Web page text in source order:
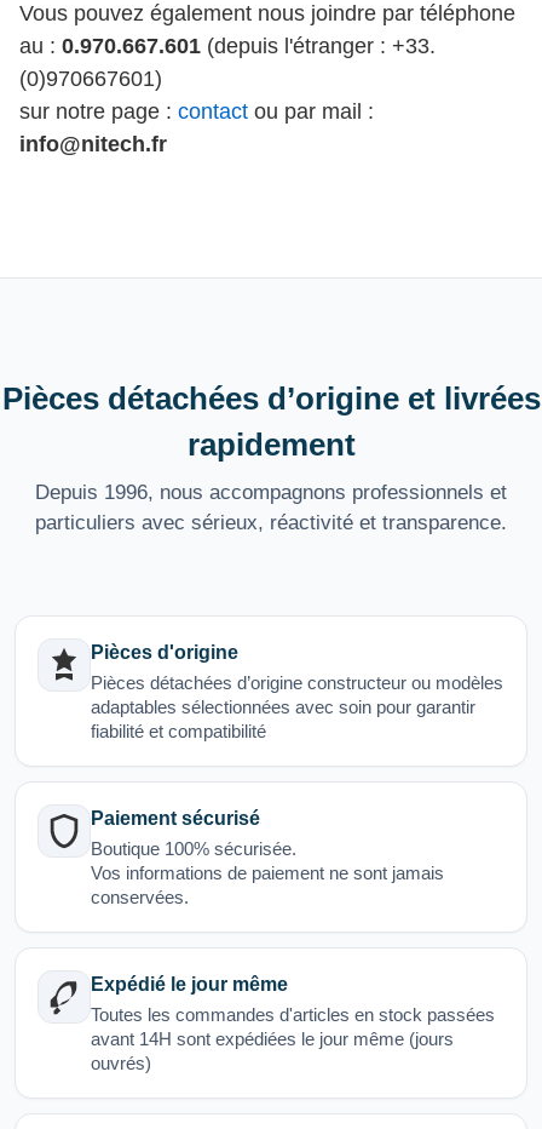
Vous pouvez également nous joindre par téléphone
au : 0.970.667.601 (depuis l'étranger : +33.
(0)970667601)
sur notre page : contact ou par mail :
info@nitech.fr
Pièces détachées d’origine et livrées
rapidement
Depuis 1996, nous accompagnons professionnels et
particuliers avec sérieux, réactivité et transparence.
Pièces d'origine
Pièces détachées d’origine constructeur ou modèles
adaptables sélectionnées avec soin pour garantir
fiabilité et compatibilité
Paiement sécurisé
Boutique 100% sécurisée.
Vos informations de paiement ne sont jamais
conservées.
Expédié le jour même
Toutes les commandes d'articles en stock passées
avant 14H sont expédiées le jour même (jours
ouvrés)